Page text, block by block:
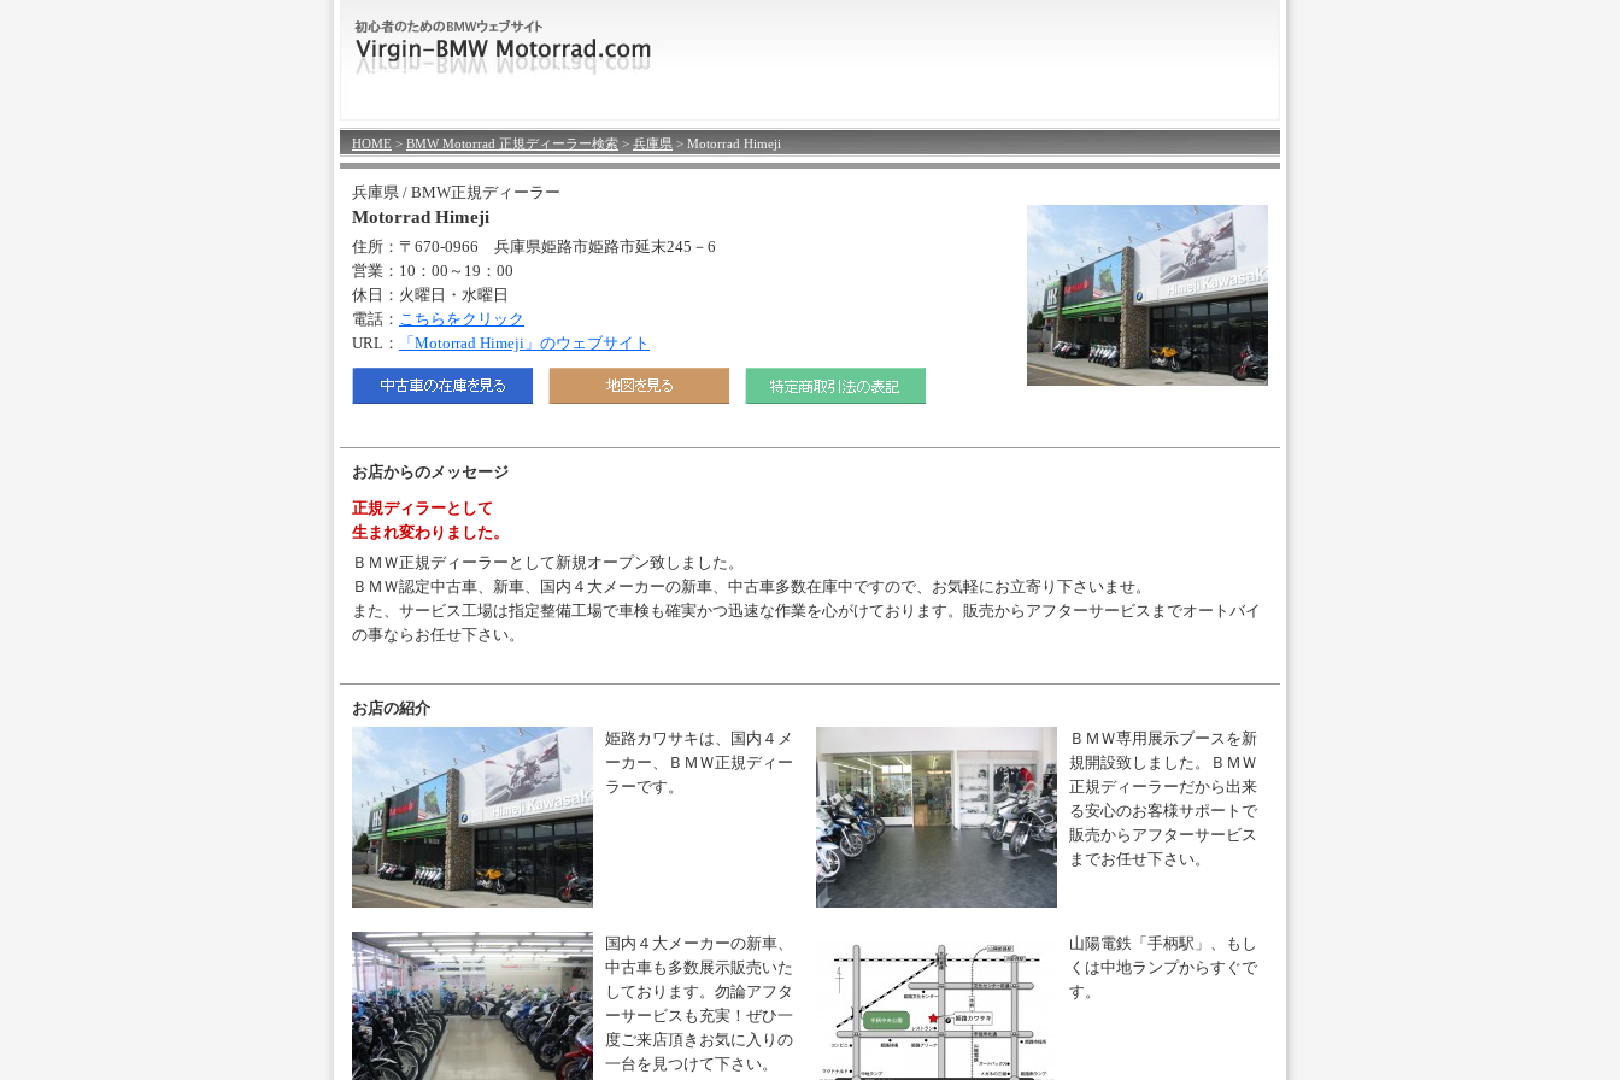
HOME > BMW Motorrad 正規ディーラー検索 > 兵庫県 > Motorrad Himeji
兵庫県 / BMW正規ディーラー
Motorrad Himeji
住所：〒670-0966 兵庫県姫路市姫路市延末245－6
営業：10：00～19：00
休日：火曜日・水曜日
電話： こちらをクリック
URL：
「Motorrad Himeji」のウェブサイト
お店からのメッセージ
正規ディラーとして
生まれ変わりました。
ＢＭＷ正規ディーラーとして新規オープン致しました。
ＢＭＷ認定中古車、新車、国内４大メーカーの新車、中古車多数在庫中ですので、お気軽にお立寄り下さいませ。
また、サービス工場は指定整備工場で車検も確実かつ迅速な作業を心がけております。販売からアフターサービスまでオートバイ
の事ならお任せ下さい。
お店の紹介
姫路カワサキは、国内４メ
ーカー、ＢＭＷ正規ディー
ラーです。
ＢＭＷ専用展示ブースを新
規開設致しました。ＢＭＷ
正規ディーラーだから出来
る安心のお客様サポートで
販売からアフターサービス
までお任せ下さい。
国内４大メーカーの新車、
中古車も多数展示販売いた
しております。勿論アフタ
ーサービスも充実！ぜひ一
度ご来店頂きお気に入りの
一台を見つけて下さい。
山陽電鉄「手柄駅」、もし
くは中地ランプからすぐで
す。